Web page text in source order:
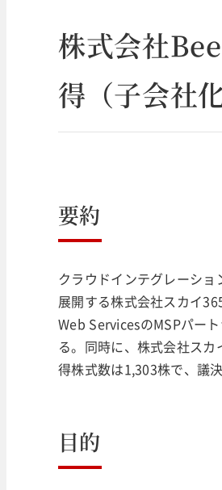
株式会社
得（子会社
要約
クラウドインテグレーシ
展開する株式会社スカイ
Web ServicesのMSPパー
る。同時に、株式会社ス
得株式数は1,303株で、議
目的